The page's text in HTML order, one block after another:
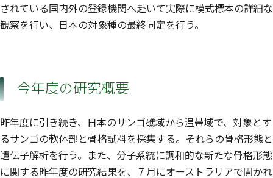
されている国内外の登録機関へ赴いて実際に模式標本の詳細な
観察を行い、日本の対象種の最終同定を行う。
今年度の研究概要
昨年度に引き続き、日本のサンゴ礁域から温帯域で、対象とす
るサンゴの軟体部と骨格試料を採集する。それらの骨格形態と
遺伝子解析を行う。また、分子系統に調和的な新たな骨格形態
に関する昨年度の研究結果を、７月にオーストラリアで開かれ